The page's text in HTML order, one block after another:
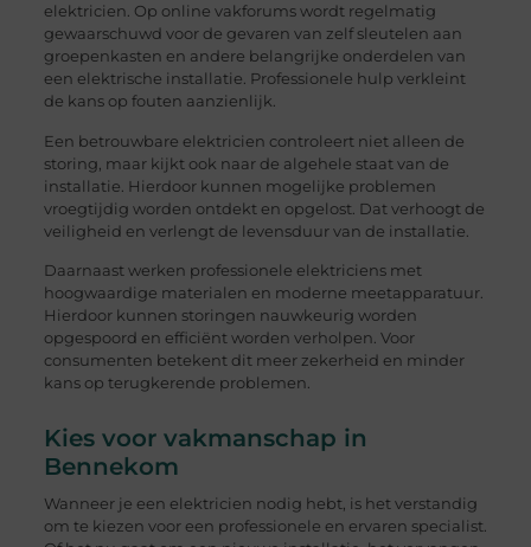
elektricien. Op online vakforums wordt regelmatig
gewaarschuwd voor de gevaren van zelf sleutelen aan
groepenkasten en andere belangrijke onderdelen van
een elektrische installatie. Professionele hulp verkleint
de kans op fouten aanzienlijk.
Een betrouwbare elektricien controleert niet alleen de
storing, maar kijkt ook naar de algehele staat van de
installatie. Hierdoor kunnen mogelijke problemen
vroegtijdig worden ontdekt en opgelost. Dat verhoogt de
veiligheid en verlengt de levensduur van de installatie.
Daarnaast werken professionele elektriciens met
hoogwaardige materialen en moderne meetapparatuur.
Hierdoor kunnen storingen nauwkeurig worden
opgespoord en efficiënt worden verholpen. Voor
consumenten betekent dit meer zekerheid en minder
kans op terugkerende problemen.
Kies voor vakmanschap in
Bennekom
Wanneer je een elektricien nodig hebt, is het verstandig
om te kiezen voor een professionele en ervaren specialist.